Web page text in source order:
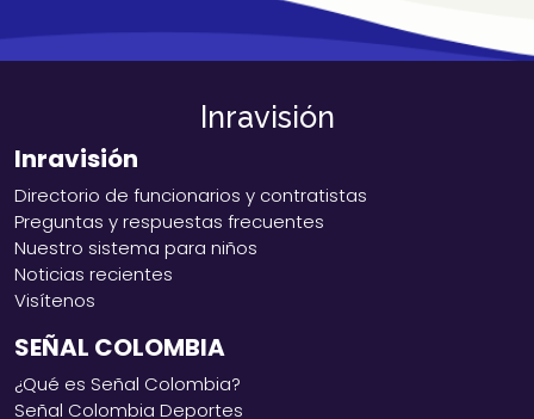
Inravisión
Inravisión
Directorio de funcionarios y contratistas
Preguntas y respuestas frecuentes
Nuestro sistema para niños
Noticias recientes
Visítenos
SEÑAL COLOMBIA
¿Qué es Señal Colombia?
Señal Colombia Deportes